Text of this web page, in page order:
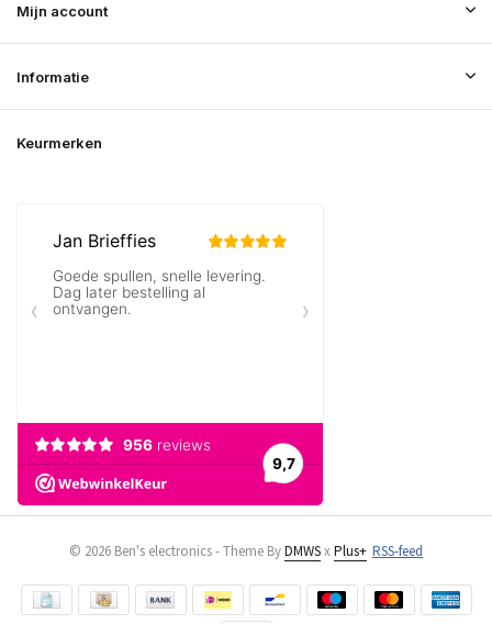
Mijn account
Informatie
Keurmerken
© 2026 Ben's electronics - Theme ByDMWSxPlus+ RSS-feed